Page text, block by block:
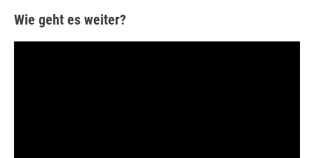
Wie geht es weiter?